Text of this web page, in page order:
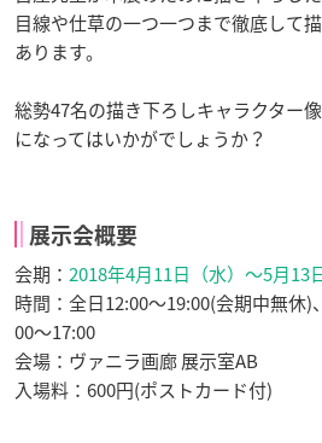
目線や仕草の一つ一つまで徹底して
あります。
総勢47名の描き下ろしキャラクター
になってはいかがでしょうか？
展示会概要
会期： 2018年4月11日（水）～5月13
時間：全日12:00～19:00(会期中無休
00～17:00
会場：ヴァニラ画廊 展示室AB
入場料：600円(ポストカード付)